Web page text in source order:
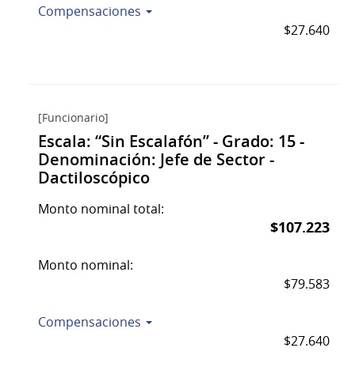
Compensaciones
$27.640
[Funcionario]
Escala: “Sin Escalafón” - Grado: 15 -
Denominación: Jefe de Sector -
Dactiloscópico
Monto nominal total:
$107.223
Monto nominal:
$79.583
Compensaciones
$27.640